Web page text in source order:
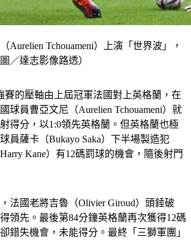
Aurelien Tchouameni）上演「世界波」，
／達志影像路透）
賽的壓軸由上屆冠軍法國對上英格蘭，在
球員曹亞文尼（Aurelien Tchouameni）就
得分，以1:0領先英格蘭。但英格蘭也極
員薩卡（Bukayo Saka）下半場製造犯
Kane）有12碼罰球的機會，隨後射門
法國老將吉魯（Olivier Giroud）頭錘破
領先。最後第84分鐘英格蘭再次獲得12碼
錯失機會，未能得分。最終「三獅軍團」